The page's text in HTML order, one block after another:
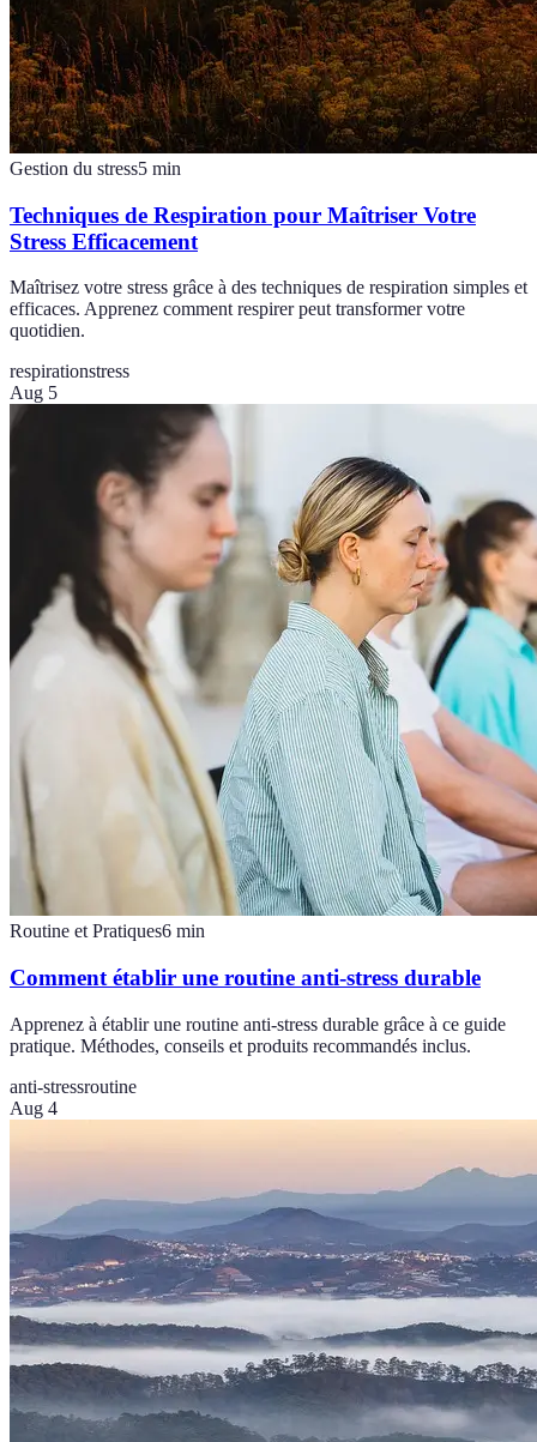
Gestion du stress5 min
Techniques de Respiration pour Maîtriser Votre
Stress Efficacement
Maîtrisez votre stress grâce à des techniques de respiration simples et
efficaces. Apprenez comment respirer peut transformer votre
quotidien.
respirationstress
Aug 5
Routine et Pratiques6 min
Comment établir une routine anti-stress durable
Apprenez à établir une routine anti-stress durable grâce à ce guide
pratique. Méthodes, conseils et produits recommandés inclus.
anti-stressroutine
Aug 4